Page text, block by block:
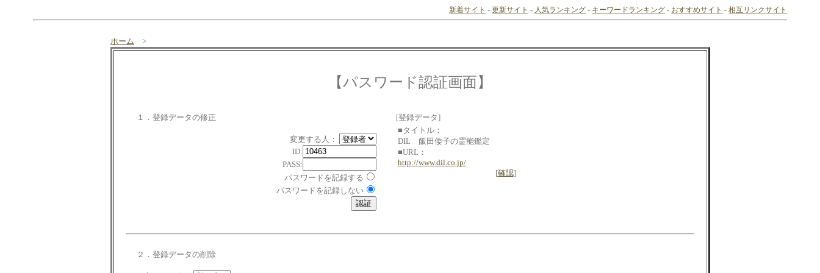
新着サイト -更新サイト - 人気ランキング - キーワードランキング - おすすめサイト -相互リンクサイト
ホーム >
【パスワード認証画面】
１．登録データの修正
変更する人：
ID:
PASS:
パスワードを記録する
パスワードを記録しない
[登録データ]
■タイトル：
DIL 飯田倭子の霊能鑑定
■URL：
http://www.dil.co.jp/
[確認]
２．登録データの削除